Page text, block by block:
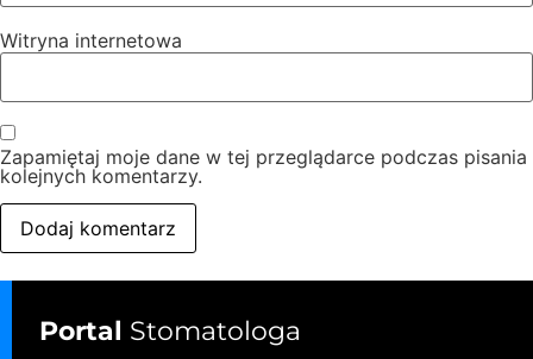
Witryna internetowa
Zapamiętaj moje dane w tej przeglądarce podczas pisania
kolejnych komentarzy.
Portal Stomatologa